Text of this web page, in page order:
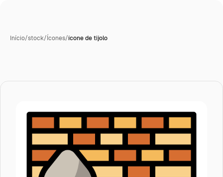
Início/stock/Ícones/ícone de tijolo